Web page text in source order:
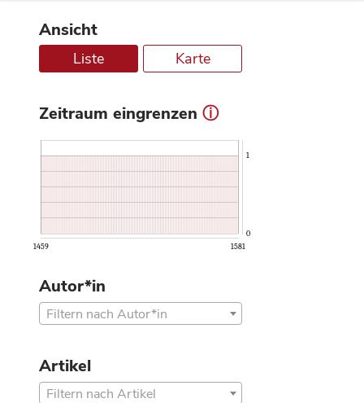
Ansicht
Liste Karte
Zeitraum eingrenzen ⓘ
1459 1581
0
1
Autor*in
Filtern nach Autor*in
Artikel
Filtern nach Artikel